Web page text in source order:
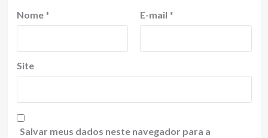
Nome * E-mail *
Site
Salvar meus dados neste navegador para a